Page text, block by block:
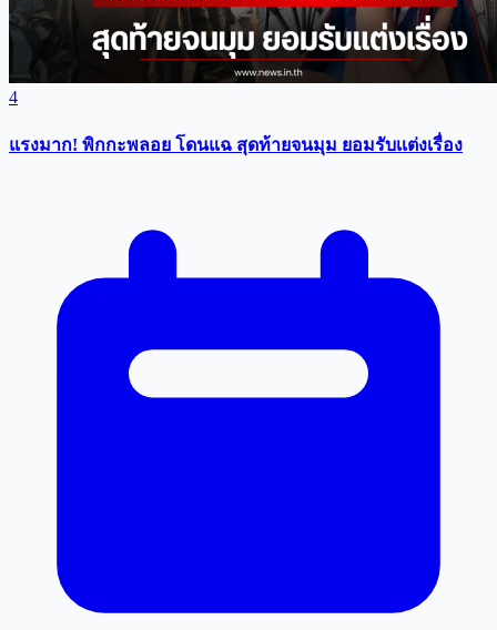
4
แรงมาก! พิกกะพลอย โดนแฉ สุดท้ายจนมุม ยอมรับเเต่งเรื่อง